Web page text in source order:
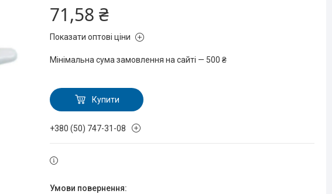
71,58 ₴
Показати оптові ціни
Мінімальна сума замовлення на сайті — 500 ₴
Купити
+380 (50) 747-31-08